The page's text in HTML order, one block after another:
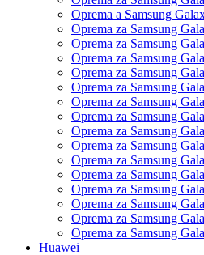
Oprema a Samsung
Oprema za Samsung
Oprema za Samsung
Oprema za Samsung
Oprema za Samsung
Oprema za Samsung
Oprema za Samsung
Oprema za Samsung
Oprema za Samsung
Oprema za Samsung
Oprema za Samsung
Oprema za Samsung
Oprema za Samsung
Oprema za Samsung
Oprema za Samsung
Oprema za Samsung
Huawei